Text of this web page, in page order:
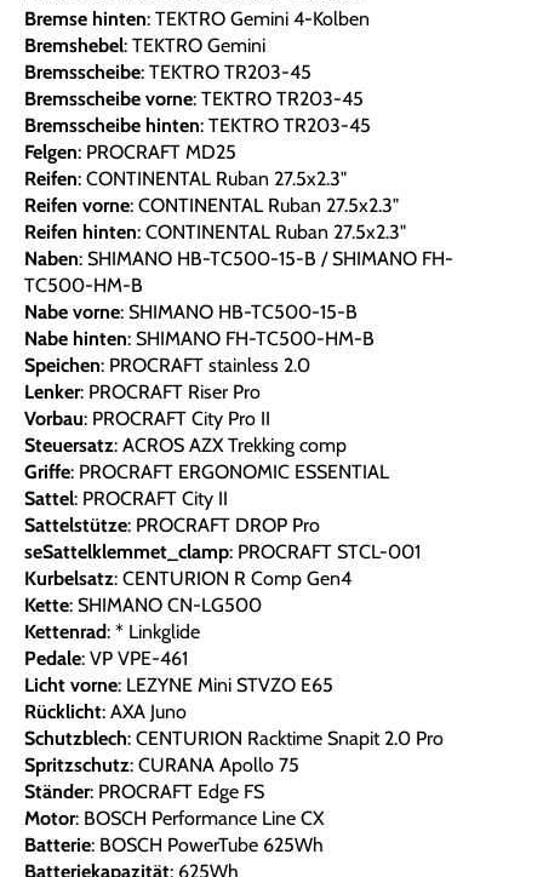
Bremse hinten: TEKTRO Gemini 4-Kolben
Bremshebel: TEKTRO Gemini
Bremsscheibe: TEKTRO TR203-45
Bremsscheibe vorne: TEKTRO TR203-45
Bremsscheibe hinten: TEKTRO TR203-45
Felgen: PROCRAFT MD25
Reifen: CONTINENTAL Ruban 27.5x2.3"
Reifen vorne: CONTINENTAL Ruban 27.5x2.3"
Reifen hinten: CONTINENTAL Ruban 27.5x2.3"
Naben: SHIMANO HB-TC500-15-B / SHIMANO FH-
TC500-HM-B
Nabe vorne: SHIMANO HB-TC500-15-B
Nabe hinten: SHIMANO FH-TC500-HM-B
Speichen: PROCRAFT stainless 2.0
Lenker: PROCRAFT Riser Pro
Vorbau: PROCRAFT City Pro II
Steuersatz: ACROS AZX Trekking comp
Griffe: PROCRAFT ERGONOMIC ESSENTIAL
Sattel: PROCRAFT City II
Sattelstütze: PROCRAFT DROP Pro
seSattelklemmet_clamp: PROCRAFT STCL-001
Kurbelsatz: CENTURION R Comp Gen4
Kette: SHIMANO CN-LG500
Kettenrad: * Linkglide
Pedale: VP VPE-461
Licht vorne: LEZYNE Mini STVZO E65
Rücklicht: AXA Juno
Schutzblech: CENTURION Racktime Snapit 2.0 Pro
Spritzschutz: CURANA Apollo 75
Ständer: PROCRAFT Edge FS
Motor: BOSCH Performance Line CX
Batterie: BOSCH PowerTube 625Wh
Batteriekapazität: 625Wh